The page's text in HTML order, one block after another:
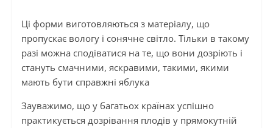
Ці форми виготовляються з матеріалу, що
пропускає вологу і сонячне світло. Тільки в такому
разі можна сподіватися на те, що вони дозріють і
стануть смачними, яскравими, такими, якими
мають бути справжні яблука
Зауважимо, що у багатьох країнах успішно
практикується дозрівання плодів у прямокутній